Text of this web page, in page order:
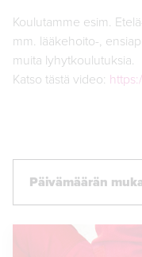
Koulutamme esim.
mm. lääkehoito-,
muita lyhytkoulutuksia.
Katso tästä video:
Päivämäärän